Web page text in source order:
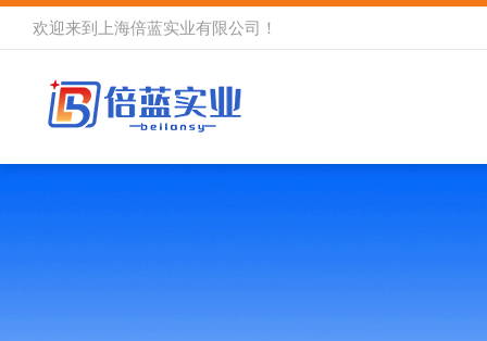
欢迎来到 上海倍蓝实业有限公司 ！